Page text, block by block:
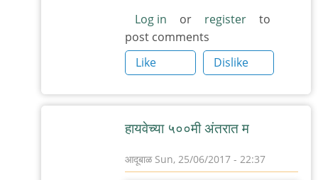
.
५००
च्या
बाहेर
अनुप
Log in or register
to
post comments
Like
Dislike
हाय‌वेच्या ५००मी अंत‌रात म
आदूबाळSun, 25/06/2017 - 22:37